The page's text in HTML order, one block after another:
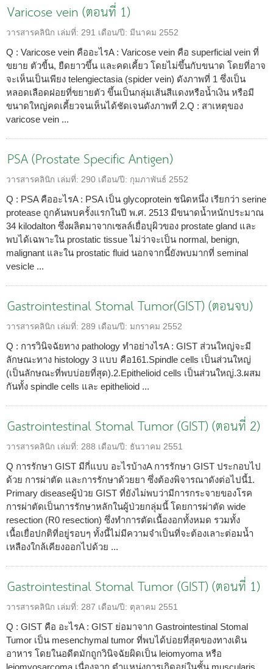
Varicose vein (ตอนที่ 1)
วารสารคลินิก เล่มที่: 291 เดือน/ปี: มีนาคม 2552
Q : Varicose vein คืออะไรA : Varicose vein คือ superficial vein ที่
ขยาย ตัวขี้น, ยืดยาวขึ้น และคดเคี้ยว โดยไม่ขึ้นกับขนาด โดยที่อาจ
จะเห็นเป็นเพียง telengiectasia (spider vein) ดังภาพที่ 1 ซึ่งเป็น
หลอดเลือดฝอยที่ขยายตัว ขึ้นเป็นกลุ่มเส้นสีแดงหรือน้ำเงิน หรือมี
ขนาดใหญ่คดเคี้ยวจนเห็นได้ชัดเจนดังภาพที่ 2.Q : สาเหตุของ
varicose vein ...
PSA (Prostate Specific Antigen)
วารสารคลินิก เล่มที่: 290 เดือน/ปี: กุมภาพันธ์ 2552
Q : PSA คืออะไรA : PSA เป็น glycoprotein ชนิดหนึ่ง เรียกว่า serine
protease ถูกค้นพบครั้งแรกในปี พ.ศ. 2513 มีขนาดน้ำหนักประมาณ
34 kilodalton ซึ่งผลิตมาจากเซลล์เยื่อบุผิวของ prostate gland และ
พบได้เฉพาะใน prostatic tissue ไม่ว่าจะเป็น normal, benign,
malignant และใน prostatic fluid นอกจากนี้ยังพบมากที่ seminal
vesicle ...
Gastrointestinal Stomal Tumor(GIST) (ตอนจบ)
วารสารคลินิก เล่มที่: 289 เดือน/ปี: มกราคม 2552
Q : การวินิจฉัยทาง pathology ทำอย่างไรA : GIST ส่วนใหญ่จะมี
ลักษณะทาง histology 3 แบบ คือ161.Spindle cells เป็นส่วนใหญ่
(เป็นลักษณะที่พบบ่อยที่สุด).2.Epithelioid cells เป็นส่วนใหญ่.3.ผสม
กันทั้ง spindle cells และ epithelioid ...
Gastrointestinal Stomal Tumor (GIST) (ตอนที่ 2)
วารสารคลินิก เล่มที่: 288 เดือน/ปี: ธันวาคม 2551
Q การรักษา GIST มีกี่แบบ อะไรบ้างA การรักษา GIST ประกอบไป
ด้วย การผ่าตัด และการรักษาด้วยยา ซึ่งต้องพิจารณาดังต่อไปนี้1.
Primary diseaseผู้ป่วย GIST ที่ยังไม่พบว่ามีการกระจายของโรค
การผ่าตัดเป็นการรักษาหลักในผู้ป่วยกลุ่มนี้ โดยการผ่าตัด wide
resection (R0 resection) ซึ่งทำการตัดเนื้องอกทั้งหมด รวมทั้ง
เนื้อเยื่อปกติที่อยู่รอบๆ ทั้งนี้ไม่มีความจำเป็นที่จะต้องเลาะต่อมน้ำ
เหลืองใกล้เคียงออกไปด้วย ...
Gastrointestinal Stomal Tumor (GIST) (ตอนที่ 1)
วารสารคลินิก เล่มที่: 287 เดือน/ปี: ตุลาคม 2551
Q : GIST คือ อะไรA : GIST ย่อมาจาก Gastrointestinal Stomal
Tumor เป็น mesenchymal tumor ที่พบได้บ่อยที่สุดของทางเดิน
อาหาร โดยในอดีตมักถูกวินิจฉัยผิดเป็น leiomyoma หรือ
leiomyosarcoma เนื่องจาก ตำแหน่งการเกิดอยู่ในชั้น muscularis